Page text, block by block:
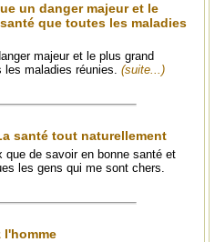
un danger majeur et le
que toutes les maladies
majeur et le plus grand
les maladies réunies. (suite...)
santé tout naturellement
que de savoir en bonne santé et
les gens qui me sont chers.
l'homme